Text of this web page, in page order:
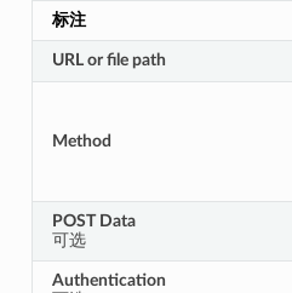
标注
URL or file path
Method
POST Data
可选
Authentication